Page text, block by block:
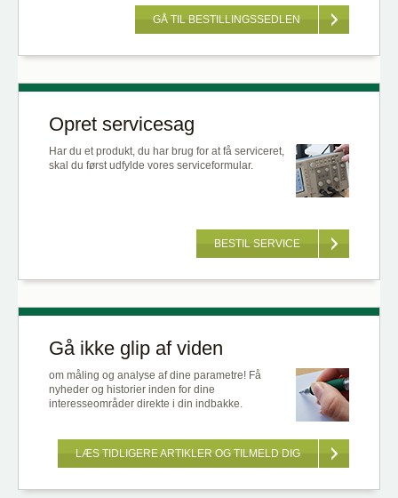
GÅ TIL BESTILLINGSSEDLEN
Opret servicesag
Har du et produkt, du har brug for at få serviceret,
skal du først udfylde vores serviceformular.
BESTIL SERVICE
Gå ikke glip af viden
om måling og analyse af dine parametre! Få
nyheder og historier inden for dine
interesseområder direkte i din indbakke.
LÆS TIDLIGERE ARTIKLER OG TILMELD DIG